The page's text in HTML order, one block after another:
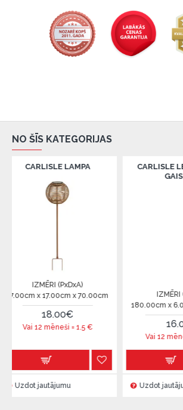
NO ŠĪS KATEGORIJAS
LAMPA
(PxDxA)
x 70.00cm
=1.5€
CARLISLE LED VIRTENE
IZMĒRI (PxDxA)
180.00cm x 6.00cm x
Vai 12 mēneši =1.33 €
Uzdot jautājumu